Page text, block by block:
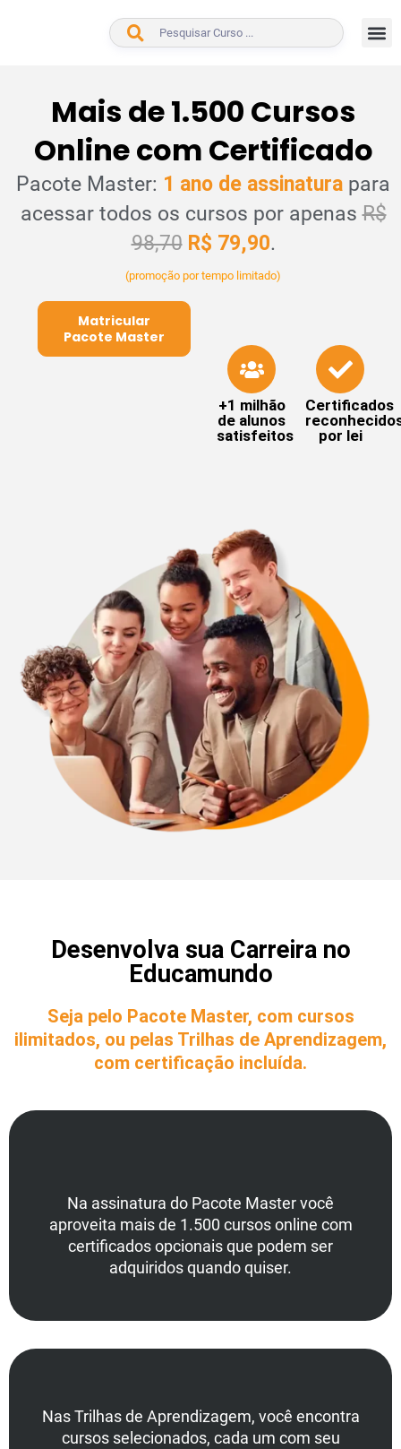
BUSCAR
Mais de 1.500 Cursos
Online com Certificado
Pacote Master: 1 ano de assinatura para
acessar todos os cursos por apenasR$
98,70 R$ 79,90.
(promoção por tempo limitado)
Matricular
Pacote Master
+1 milhão
de alunos
satisfeitos
Certificados
por lei
Desenvolva sua Carreira no
Educamundo
Seja pelo Pacote Master, com cursos
ilimitados, ou pelas Trilhas de Aprendizagem,
com certificação incluída.
Na assinatura do Pacote Master você
aproveita mais de 1.500 cursos online com
certificados opcionais que podem ser
adquiridos quando quiser.
Nas Trilhas de Aprendizagem, você encontra
cursos selecionados, cada um com seu